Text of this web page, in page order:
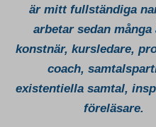
är mitt fullständiga
arbetar sedan många
konstnär, kursledare,
coach,
existentiella samtal,
föreläsare.